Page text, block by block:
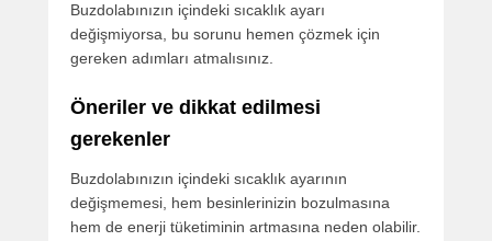
Buzdolabınızın içindeki sıcaklık ayarı
değişmiyorsa, bu sorunu hemen çözmek için
gereken adımları atmalısınız.
Öneriler ve dikkat edilmesi
gerekenler
Buzdolabınızın içindeki sıcaklık ayarının
değişmemesi, hem besinlerinizin bozulmasına
hem de enerji tüketiminin artmasına neden olabilir.